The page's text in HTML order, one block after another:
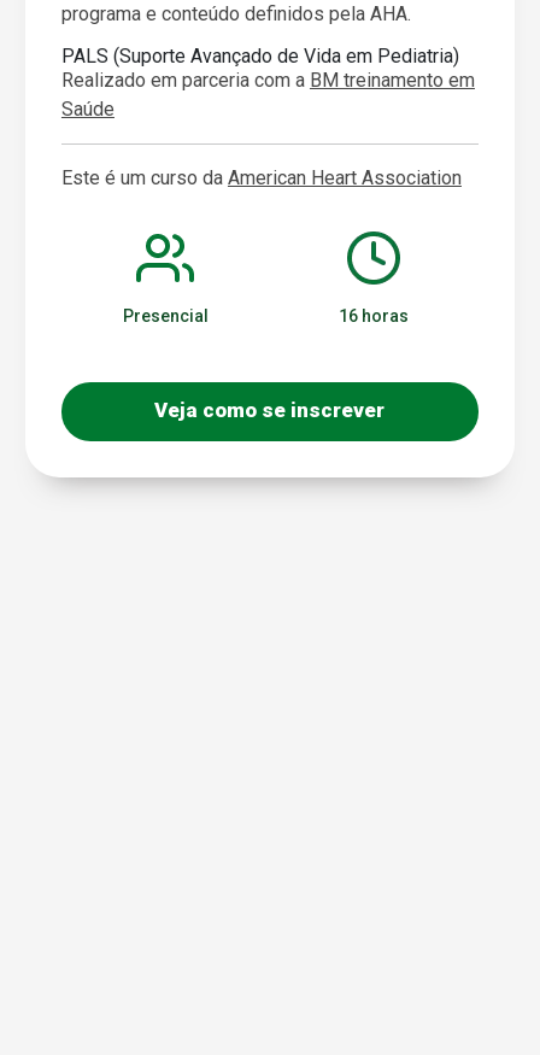
programa e conteúdo definidos pela AHA.
PALS (Suporte Avançado de Vida em Pediatria)
Realizado em parceria com a BM treinamento em
Saúde
Este é um curso da American Heart Association
Presencial 16 horas
Veja como se inscrever